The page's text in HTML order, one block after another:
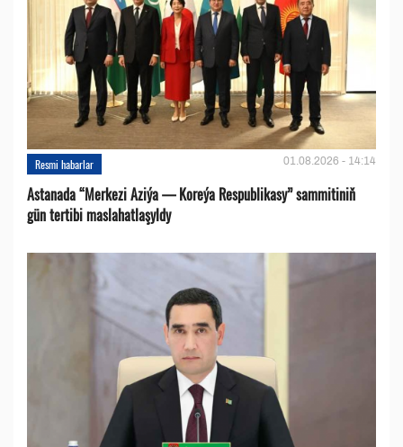
Resmi habarlar 01.08.2026 - 14:14
Astanada “Merkezi Aziýa — Koreýa Respublikasy” sammitiniň
gün tertibi maslahatlaşyldy